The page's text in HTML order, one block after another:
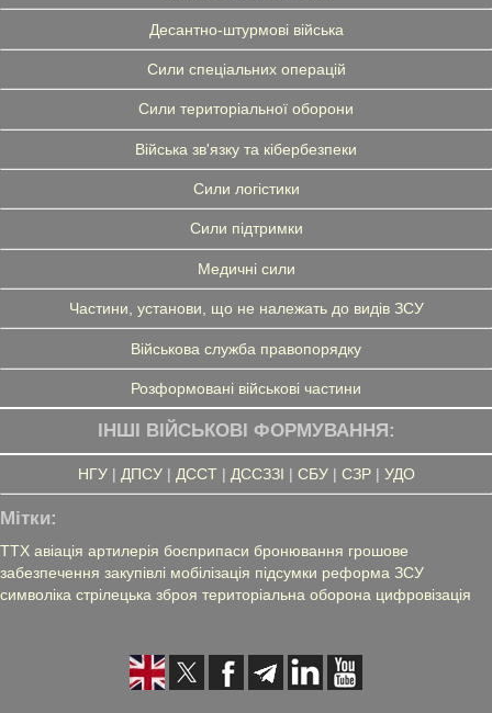
Десантно-штурмові війська
Сили спеціальних операцій
Сили територіальної оборони
Війська зв'язку та кібербезпеки
Сили логістики
Сили підтримки
Медичні сили
Частини, установи, що не належать до видів ЗСУ
Військова служба правопорядку
Розформовані військові частини
ІНШІ ВІЙСЬКОВІ ФОРМУВАННЯ:
НГУ| ДПСУ| ДССТ| ДССЗЗІ | СБУ| СЗР| УДО
Мітки:
ТТХ авіація артилерія боєприпаси бронювання грошове
забезпечення закупівлі мобілізація підсумки реформа ЗСУ
символіка стрілецька зброя територіальна оборона цифровізація